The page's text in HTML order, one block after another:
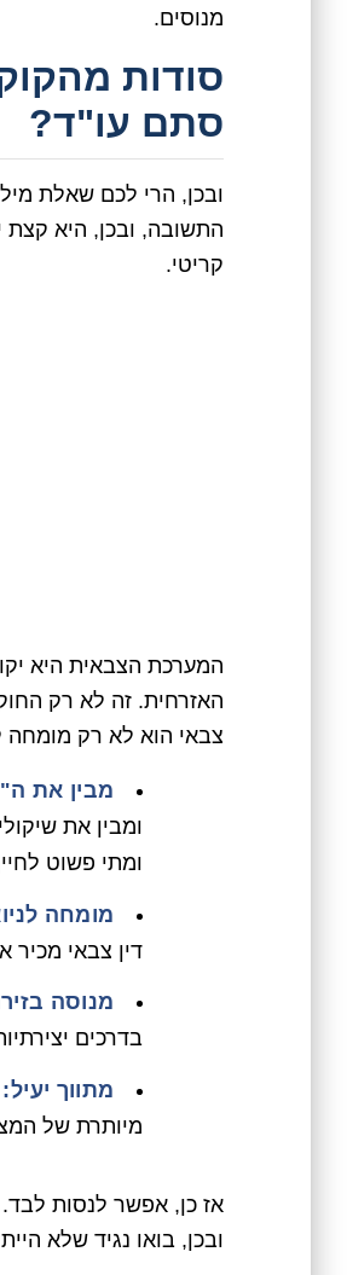
מנוסים.
סודות
סתם עו"ד?
ובכן, הרי לכם שאלת
התשובה, ובכן, היא
קריטי.
המערכת הצבאית היא
האזרחית. זה לא רק
צבאי הוא לא רק מומחה
מבין את
ומבין את
ומתי פשוט
מומחה
דין צבאי מכיר
מנוסה
בדרכים
מתווך יעיל:
מיותרת של
אז כן, אפשר לנסות
ובכן, בואו נגיד שלא